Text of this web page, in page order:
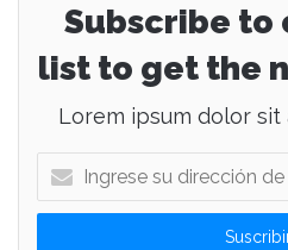
Subscribe to
list to get the
Lorem ipsum dolor sit
g